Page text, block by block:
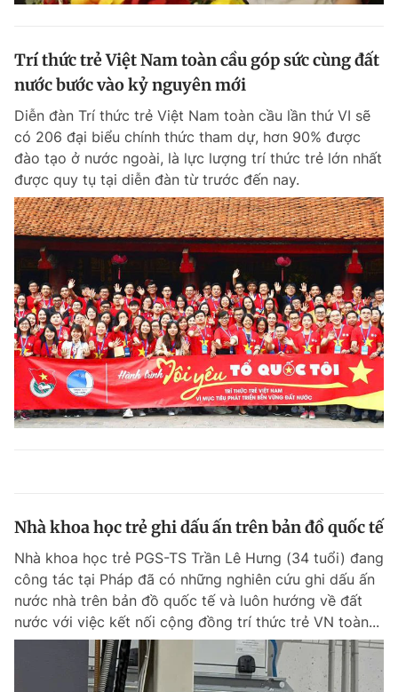
Trí thức trẻ Việt Nam toàn cầu góp sức cùng đất
nước bước vào kỷ nguyên mới
Diễn đàn Trí thức trẻ Việt Nam toàn cầu lần thứ VI sẽ
có 206 đại biểu chính thức tham dự, hơn 90% được
đào tạo ở nước ngoài, là lực lượng trí thức trẻ lớn nhất
được quy tụ tại diễn đàn từ trước đến nay.
Nhà khoa học trẻ ghi dấu ấn trên bản đồ quốc tế
Nhà khoa học trẻ PGS-TS Trần Lê Hưng (34 tuổi) đang
công tác tại Pháp đã có những nghiên cứu ghi dấu ấn
nước nhà trên bản đồ quốc tế và luôn hướng về đất
nước với việc kết nối cộng đồng trí thức trẻ VN toàn...